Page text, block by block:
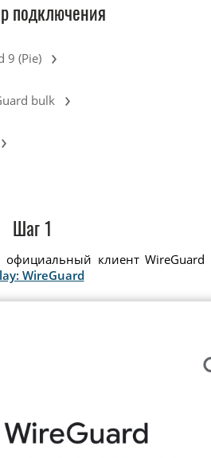
подключения
9 (Pie) ›
bulk ›
›
Шаг 1
официальный клиент WireGuard
WireGuard